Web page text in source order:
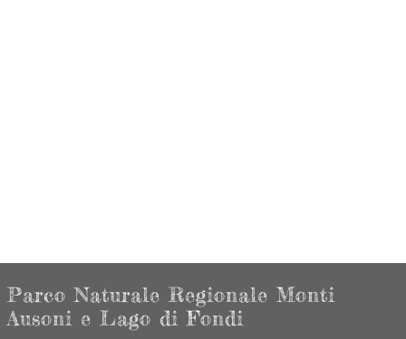
Parco Naturale Regionale Monti
Ausoni e Lago di Fondi